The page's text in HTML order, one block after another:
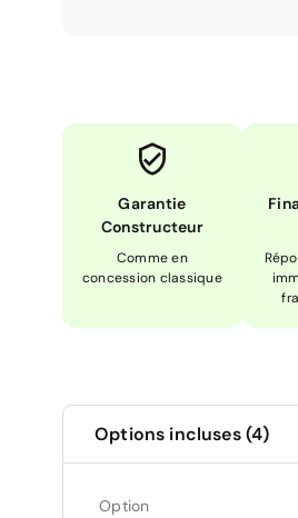
Garantie
Constructeur
Comme en
concession classique
Options incluses (4)
Option